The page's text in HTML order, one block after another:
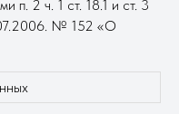
п. 2 ч. 1 ст. 18.1 и ст. 3
№ 152 «О